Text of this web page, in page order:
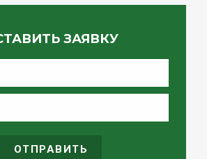
ЗАЯВКУ
ОТПРАВИТЬ